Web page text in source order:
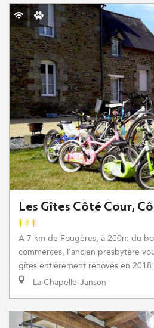
Les Gîtes Côté Cour,
A 7 km de Fougères, à 200m du
commerces, l'ancien presbytère
gîtes entièrement rénovés en
La Chapelle-Janson